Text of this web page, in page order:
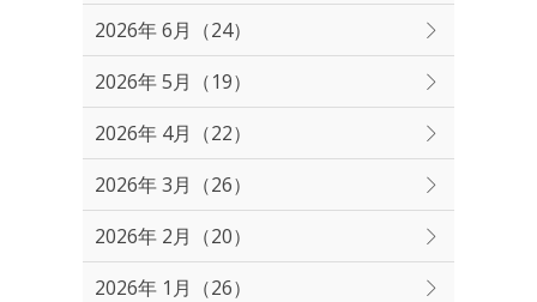
2026年 6月（24）
2026年 5月（19）
2026年 4月（22）
2026年 3月（26）
2026年 2月（20）
2026年 1月（26）